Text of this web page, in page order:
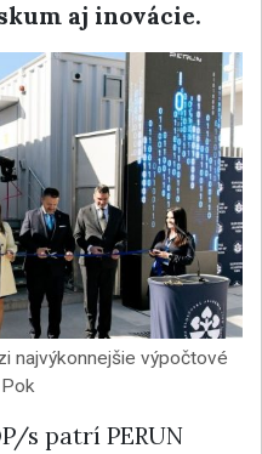
aj inovácie.
najvýkonnejšie výpočtové
s patrí PERUN